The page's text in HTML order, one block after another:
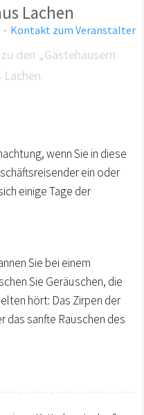
Lachen
· Kontakt zum Veranstalter
den „Gästehäusern
wenn Sie in diese
ein oder
einige Tage der
Sie bei einem
Sie Geräuschen, die
hört: Das Zirpen der
das sanfte Rauschen des